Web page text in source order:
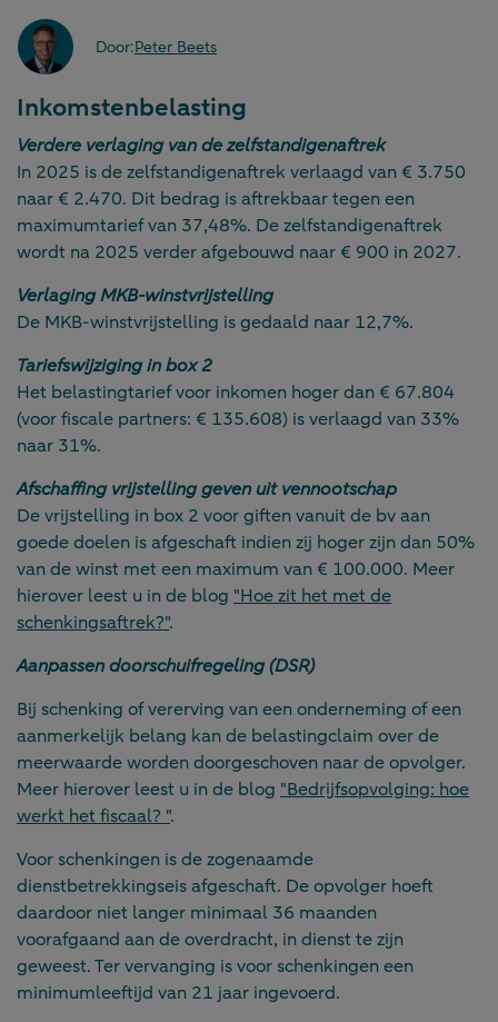
Door:Peter Beets
Inkomstenbelasting
Verdere verlaging van de zelfstandigenaftrek
In 2025 is de zelfstandigenaftrek verlaagd van € 3.750
naar € 2.470. Dit bedrag is aftrekbaar tegen een
maximumtarief van 37,48%. De zelfstandigenaftrek
wordt na 2025 verder afgebouwd naar € 900 in 2027.
Verlaging MKB-winstvrijstelling
De MKB-winstvrijstelling is gedaald naar 12,7%.
Tariefswijziging in box 2
Het belastingtarief voor inkomen hoger dan € 67.804
(voor fiscale partners: € 135.608) is verlaagd van 33%
naar 31%.
Afschaffing vrijstelling geven uit vennootschap
De vrijstelling in box 2 voor giften vanuit de bv aan
goede doelen is afgeschaft indien zij hoger zijn dan 50%
van de winst met een maximum van € 100.000. Meer
hierover leest u in de blog "Hoe zit het met de
schenkingsaftrek?".
Aanpassen doorschuifregeling (DSR)
Bij schenking of vererving van een onderneming of een
aanmerkelijk belang kan de belastingclaim over de
meerwaarde worden doorgeschoven naar de opvolger.
Meer hierover leest u in de blog "Bedrijfsopvolging: hoe
werkt het fiscaal? ".
Voor schenkingen is de zogenaamde
dienstbetrekkingseis afgeschaft. De opvolger hoeft
daardoor niet langer minimaal 36 maanden
voorafgaand aan de overdracht, in dienst te zijn
geweest. Ter vervanging is voor schenkingen een
minimumleeftijd van 21 jaar ingevoerd.